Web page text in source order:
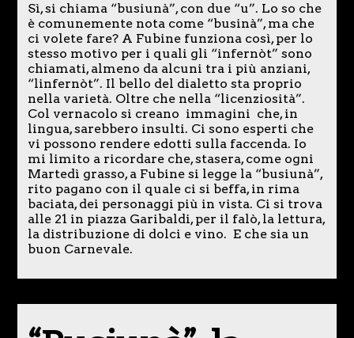
Sì, si chiama “busiunà”, con due “u”. Lo so che
è comunemente nota come “businà”, ma che
ci volete fare? A Fubine funziona così, per lo
stesso motivo per i quali gli “infernòt” sono
chiamati, almeno da alcuni tra i più anziani,
“linfernòt”. Il bello del dialetto sta proprio
nella varietà. Oltre che nella “licenziosità”.
Col vernacolo si creano immagini che, in
lingua, sarebbero insulti. Ci sono esperti che
vi possono rendere edotti sulla faccenda. Io
mi limito a ricordare che, stasera, come ogni
Martedì grasso, a Fubine si legge la “busiunà”,
rito pagano con il quale ci si beffa, in rima
baciata, dei personaggi più in vista. Ci si trova
alle 21 in piazza Garibaldi, per il falò, la lettura,
la distribuzione di dolci e vino. E che sia un
buon Carnevale.